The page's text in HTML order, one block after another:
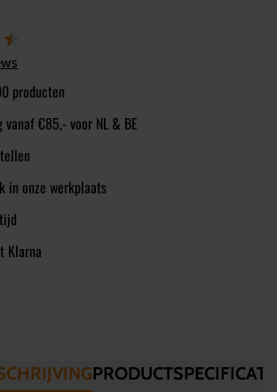
producten
vanaf €85,- voor NL & BE
in onze werkplaats
Klarna